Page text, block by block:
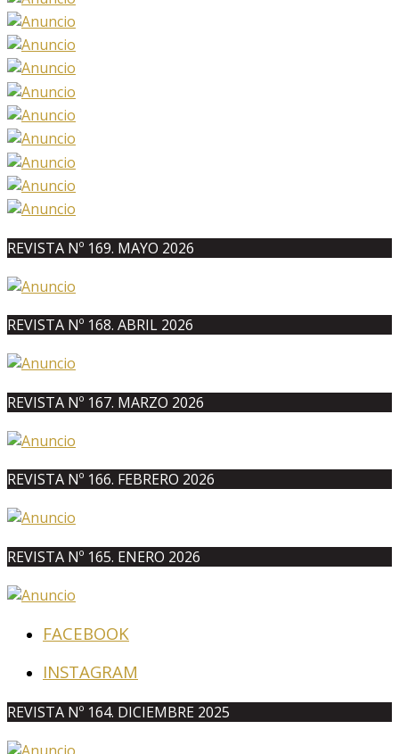
REVISTA Nº 169. MAYO 2026
REVISTA Nº 168. ABRIL 2026
REVISTA Nº 167. MARZO 2026
REVISTA Nº 166. FEBRERO 2026
REVISTA Nº 165. ENERO 2026
FACEBOOK
INSTAGRAM
REVISTA Nº 164. DICIEMBRE 2025